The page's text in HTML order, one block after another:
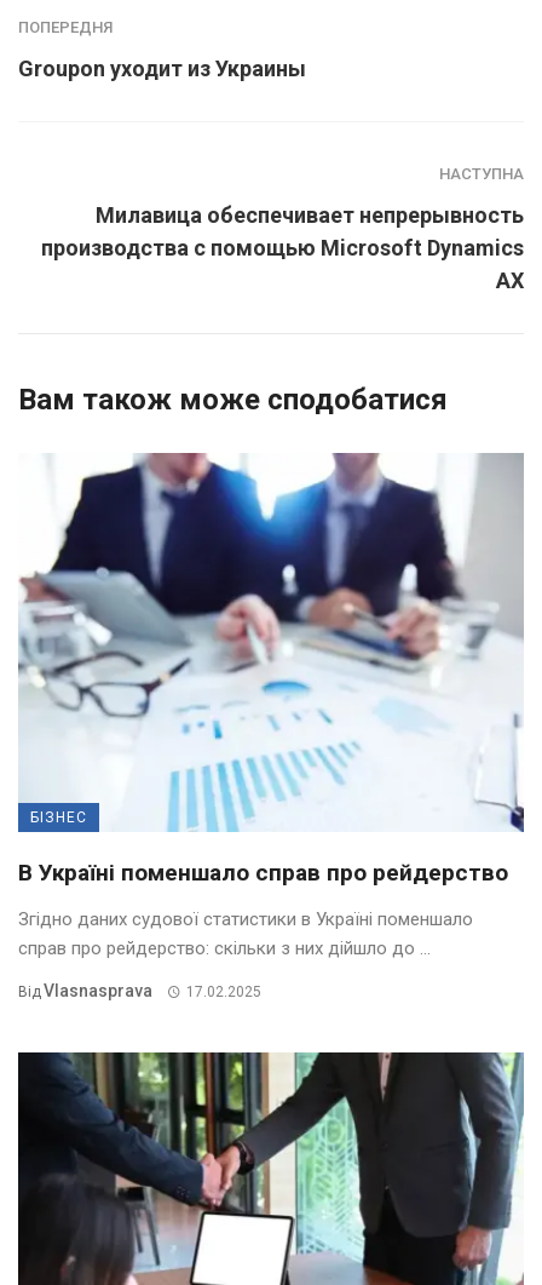
ПОПЕРЕДНЯ
Groupon уходит из Украины
НАСТУПНА
Милавица обеспечивает непрерывность
производства с помощью Microsoft Dynamics
AX
Вам також може сподобатися
БІЗНЕС
В Україні поменшало справ про рейдерство
Згідно даних судової статистики в Україні поменшало
справ про рейдерство: скільки з них дійшло до ...
ВідVlasnasprava 17.02.2025